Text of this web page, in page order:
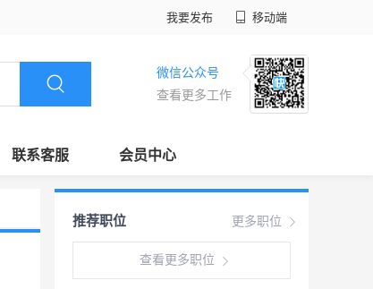
我要发布 移动端
微信公众号
查看更多工作
联系客服 会员中心
更多职位
推荐职位
查看更多职位